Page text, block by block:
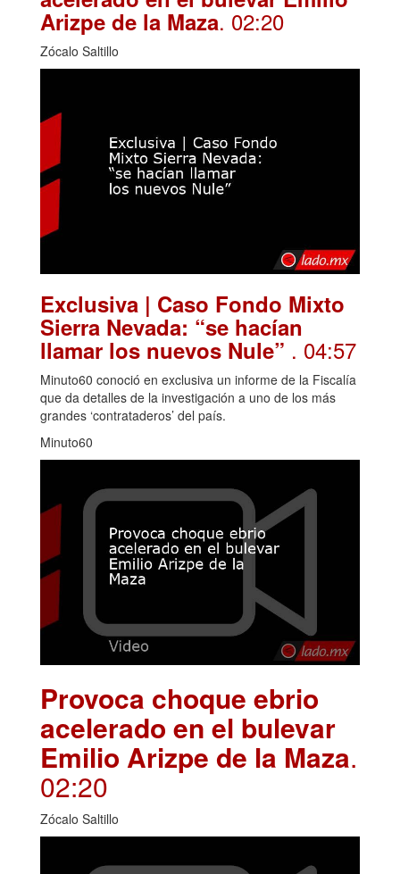
Arizpe de la Maza. 02:20
Zócalo Saltillo
Exclusiva | Caso Fondo Mixto
Sierra Nevada: “se hacían
llamar los nuevos Nule” . 04:57
Minuto60 conoció en exclusiva un informe de la Fiscalía
que da detalles de la investigación a uno de los más
grandes ‘contrataderos’ del país.
Minuto60
Provoca choque ebrio
acelerado en el bulevar
Emilio Arizpe de la Maza.
02:20
Zócalo Saltillo